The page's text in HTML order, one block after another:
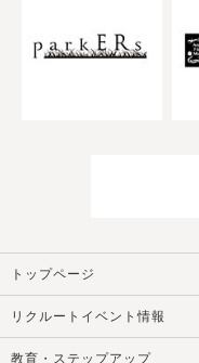
トップページ
リクルートイベント情報
教育・ステップアップ